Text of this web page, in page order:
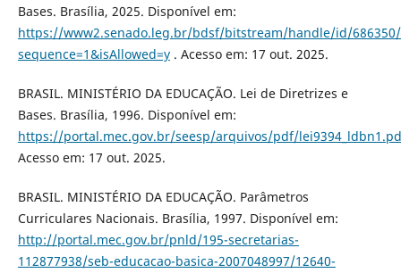
Bases. Brasília, 2025. Disponível em:
https://www2.senado.leg.br/bdsf/bitstream/handle/id/686350/
sequence=1&isAllowed=y. Acesso em: 17 out. 2025.
BRASIL. MINISTÉRIO DA EDUCAÇÃO. Lei de Diretrizes e
Bases. Brasília, 1996. Disponível em:
https://portal.mec.gov.br/seesp/arquivos/pdf/
Acesso em: 17 out. 2025.
BRASIL. MINISTÉRIO DA EDUCAÇÃO. Parâmetros
Curriculares Nacionais. Brasília, 1997. Disponível em:
http://portal.mec.gov.br/pnld/195-secretarias-
112877938/seb-educacao-basica-2007048997/12640-